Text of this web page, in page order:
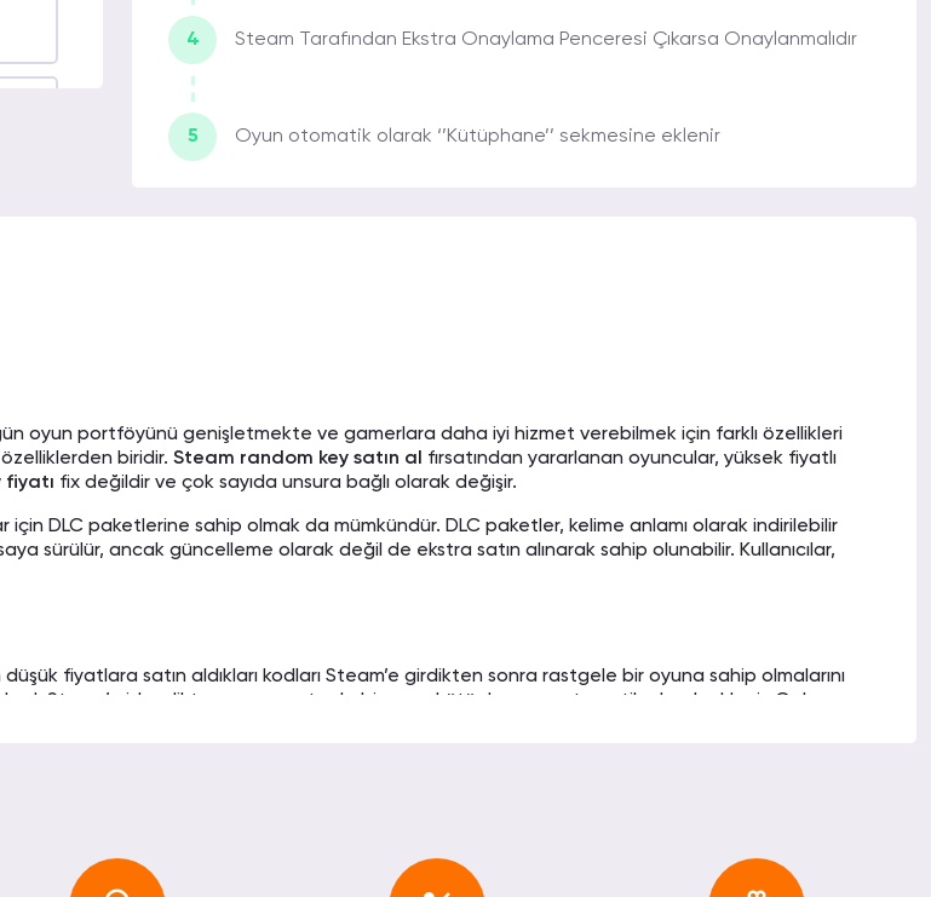
4 Steam Tarafından Ekstra Onaylama Penceresi Çıkarsa Onaylanmalıdır
5 Oyun otomatik olarak ‘’Kütüphane’’ sekmesine eklenir
oyun portföyünü genişletmekte ve gamerlara daha iyi hizmet verebilmek için farklı özellikleri
biridir. Steam random key satın al fırsatından yararlanan oyuncular, yüksek fiyatlı
fiyatı fix değildir ve çok sayıda unsura bağlı olarak değişir.
için DLC paketlerine sahip olmak da mümkündür. DLC paketler, kelime anlamı olarak indirilebilir
sürülür, ancak güncelleme olarak değil de ekstra satın alınarak sahip olunabilir. Kullanıcılar,
fiyatlara satın aldıkları kodları Steam’e girdikten sonra rastgele bir oyuna sahip olmalarını
kod, Steam’e işlendikten sonra rastgele bir oyun kütüphaneye otomatik olarak eklenir. Gelen